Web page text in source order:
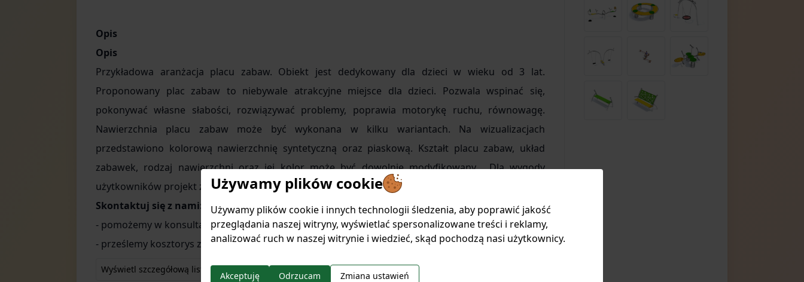
Używamy plików cookie
Używamy plików cookie i innych technologii śledzenia, aby poprawić jakość
przeglądania naszej witryny, wyświetlać spersonalizowane treści i reklamy,
analizować ruch w naszej witrynie i wiedzieć, skąd pochodzą nasi użytkownicy.
Akceptuję Odrzucam Zmiana ustawień
Opis
Opis
Przykładowa aranżacja placu zabaw. Obiekt jest dedykowany dla dzieci w wieku od 3 lat.
Proponowany plac zabaw to niebywale atrakcyjne miejsce dla dzieci. Pozwala wspinać się,
pokonywać własne słabości, rozwiązywać problemy, poprawia motorykę ruchu, równowagę.
Nawierzchnia placu zabaw może być wykonana w kilku wariantach. Na wizualizacjach
przedstawiono kolorową nawierzchnię syntetyczną oraz piaskową. Kształt placu zabaw, układ
zabawek, rodzaj nawierzchni oraz jej kolor może być dowolnie modyfikowany. Dla wygody
użytkowników projekt został wyposażony w ławki parkowe.
Skontaktuj się z nami:
- pomożemy w konsultacji projektu;
- prześlemy kosztorys zawierający zastosowane rozwiązania.
Wyświetl szczegółową listę produktów